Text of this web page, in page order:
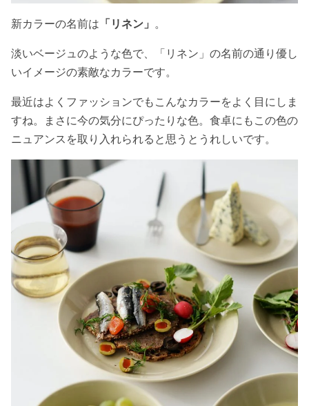
新カラーの名前は 「リネン」 。
淡いベージュのような色で、「リネン」の名前の通り優し
いイメージの素敵なカラーです。
最近はよくファッションでもこんなカラーをよく目にしま
すね。まさに今の気分にぴったりな色。食卓にもこの色の
ニュアンスを取り入れられると思うとうれしいです。